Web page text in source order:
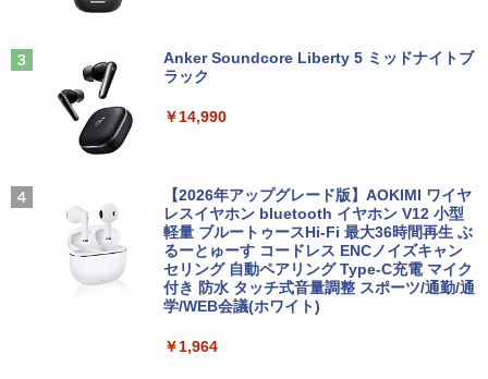
バムとケロのデイブック Bam and Ker
o Day Book [ 島田ゆか ]
￥4,950
転生したら第七王子だったので、気まま
に魔術を極めます（24） 【電子書籍】[
石沢庸介 ]
￥825
Anker Soundcore Liberty 5 ミッドナイトブ
ラック
￥14,990
【2026年アップグレード版】AOKIMI ワイヤ
レスイヤホン bluetooth イヤホン V12 小型
軽量 ブルートゥースHi-Fi 最大36時間再生 ぶ
るーとゅーす コードレス ENCノイズキャン
セリング 自動ペアリング Type-C充電 マイク
付き 防水 タッチ式音量調整 スポーツ/通勤/通
学/WEB会議(ホワイト)
￥1,964